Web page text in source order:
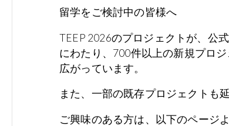
留学をご検討中の皆様へ
TEEP 2026のプロジェクトが、公
にわたり、700件以上の新規プロ
広がっています。
また、一部の既存プロジェクトも
ご興味のある方は、以下のページ